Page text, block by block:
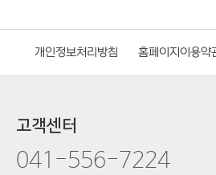
개인정보처리방침 홈페이지이용약
고객센터
041-556-7224